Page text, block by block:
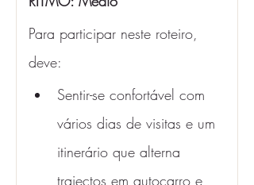
Para participar neste roteiro,
deve:
Sentir-se confortável com
vários dias de visitas e um
itinerário que alterna
trajectos em autocarro e